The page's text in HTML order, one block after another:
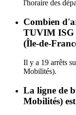
l'horaire des
Combien
TUVIM ISG
(Île-de-
Il y a 19 arrêts
Mobilités).
La ligne de
Mobilités)